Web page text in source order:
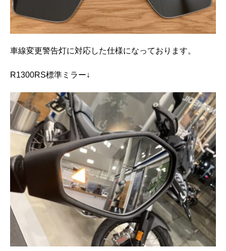
車線変更警告灯に対応した仕様になっております。
R1300RS標準ミラー↓